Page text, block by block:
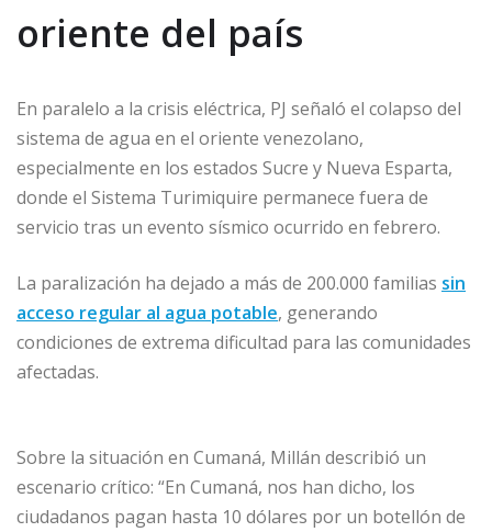
oriente del país
En paralelo a la crisis eléctrica, PJ señaló el colapso del
sistema de agua en el oriente venezolano,
especialmente en los estados Sucre y Nueva Esparta,
donde el Sistema Turimiquire permanece fuera de
servicio tras un evento sísmico ocurrido en febrero.
La paralización ha dejado a más de 200.000 familias sin
acceso regular al agua potable, generando
condiciones de extrema dificultad para las comunidades
afectadas.
Sobre la situación en Cumaná, Millán describió un
escenario crítico: “En Cumaná, nos han dicho, los
ciudadanos pagan hasta 10 dólares por un botellón de